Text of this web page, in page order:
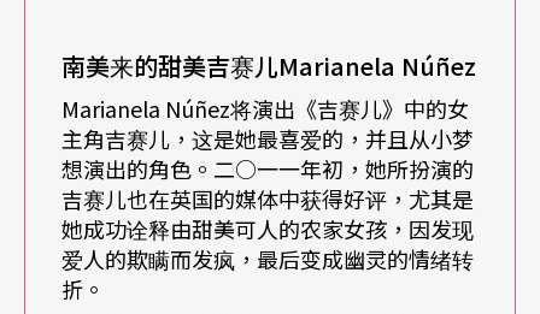
Rhapsody、《色饱和度》 DGV
V:Dance à grande vitesse ）？
○六年我们一口气在一档节目中推出两部新作，
分别是《色饱和度》和DGV，演出相当成功。这两
出舞作在首演得到的回响，是我担任艺术总监期间
少见的。而我认为，台北的观众对舞蹈节目并不陌
南美来的甜美吉赛儿Marianela Núñez
Marianela Núñez将演出《吉赛儿》中的女
主角吉赛儿，这是她最喜爱的，并且从小梦
想演出的角色。二○一一年初，她所扮演的
吉赛儿也在英国的媒体中获得好评，尤其是
她成功诠释由甜美可人的农家女孩，因发现
爱人的欺瞒而发疯，最后变成幽灵的情绪转
折。